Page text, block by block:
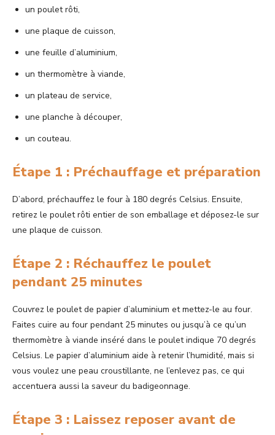
un poulet rôti,
une plaque de cuisson,
une feuille d’aluminium,
un thermomètre à viande,
un plateau de service,
une planche à découper,
un couteau.
Étape 1 : Préchauffage et préparation
D’abord, préchauffez le four à 180 degrés Celsius. Ensuite,
retirez le poulet rôti entier de son emballage et déposez-le sur
une plaque de cuisson.
Étape 2 : Réchauffez le poulet
pendant 25 minutes
Couvrez le poulet de papier d’aluminium et mettez-le au four.
Faites cuire au four pendant 25 minutes ou jusqu’à ce qu’un
thermomètre à viande inséré dans le poulet indique 70 degrés
Celsius. Le papier d’aluminium aide à retenir l’humidité, mais si
vous voulez une peau croustillante, ne l’enlevez pas, ce qui
accentuera aussi la saveur du badigeonnage.
Étape 3 : Laissez reposer avant de